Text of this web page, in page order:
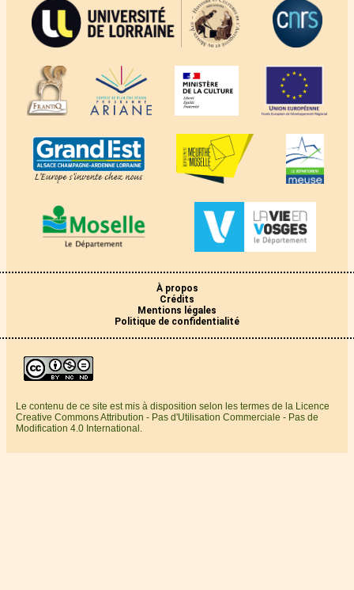
À propos
Crédits
Mentions légales
Politique de confidentialité
Le contenu de ce site est mis à disposition selon les termes de la Licence
Creative Commons Attribution - Pas d'Utilisation Commerciale - Pas de
Modification 4.0 International.